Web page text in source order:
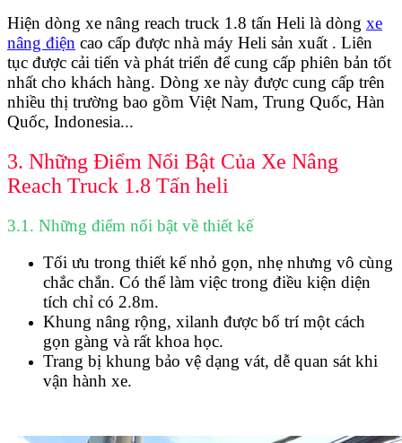
Hiện dòng xe nâng reach truck 1.8 tấn Heli là dòng xe
nâng điện cao cấp được nhà máy Heli sản xuất . Liên
tục được cải tiến và phát triển để cung cấp phiên bản tốt
nhất cho khách hàng. Dòng xe này được cung cấp trên
nhiều thị trường bao gồm Việt Nam, Trung Quốc, Hàn
Quốc, Indonesia...
3. Những Điểm Nổi Bật Của Xe Nâng
Reach Truck 1.8 Tấn heli
3.1. Những điểm nổi bật về thiết kế
Tối ưu trong thiết kế nhỏ gọn, nhẹ nhưng vô cùng
chắc chắn. Có thể làm việc trong điều kiện diện
tích chỉ có 2.8m.
Khung nâng rộng, xilanh được bố trí một cách
gọn gàng và rất khoa học.
Trang bị khung bảo vệ dạng vát, dễ quan sát khi
vận hành xe.